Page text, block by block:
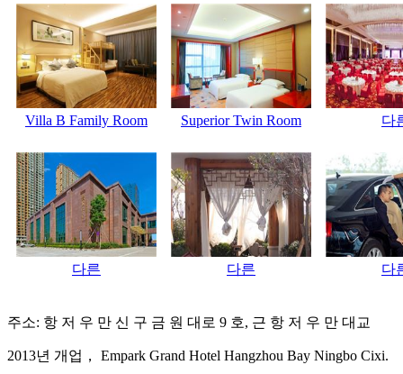
Villa B Family Room Superior Twin Room 다
다른 다른 다
주소: 항 저 우 만 신 구 금 원 대로 9 호, 근 항 저 우 만 대교
2013년 개업， Empark Grand Hotel Hangzhou Bay Ningbo Cixi.